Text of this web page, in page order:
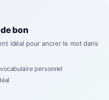
bon
idéal pour ancrer le mot dans
personnel